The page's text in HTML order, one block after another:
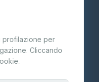
profilazione per
Cliccando